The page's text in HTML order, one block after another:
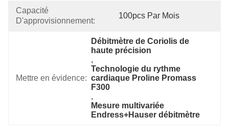
Capacité
D'approvisionnement:
100pcs Par Mois
Mettre en évidence:
Débitmètre de Coriolis de
haute précision
,
Technologie du rythme
cardiaque Proline Promass
F300
,
Mesure multivariée
Endress+Hauser débitmètre